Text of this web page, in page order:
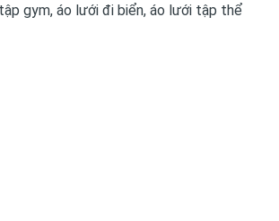
gym, áo lưới đi biển, áo lưới tập thể